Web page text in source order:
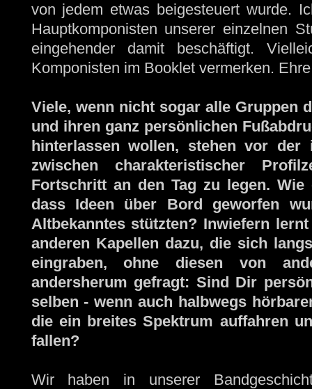
von jedem etwas beigesteuert wurde.
Hauptkomponisten unserer einzelnen
eingehender damit beschäftigt.
Komponisten im Booklet vermerken.
Viele, wenn nicht sogar alle Gruppen
und ihren ganz persönlichen
hinterlassen wollen, stehen vor der
zwischen charakteristischer
Fortschritt an den Tag zu legen.
dass Ideen über Bord geworfen
Altbekanntes stützten? Inwiefern
anderen Kapellen dazu, die sich
eingraben, ohne diesen von
andersherum gefragt: Sind Dir
selben - wenn auch halbwegs
die ein breites Spektrum auffahren
fallen?
Wir haben in unserer